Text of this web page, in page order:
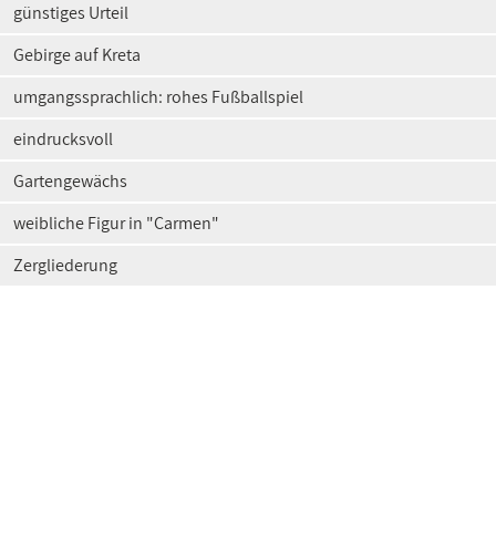
günstiges Urteil
Gebirge auf Kreta
umgangssprachlich: rohes Fußballspiel
eindrucksvoll
Gartengewächs
weibliche Figur in "Carmen"
Zergliederung